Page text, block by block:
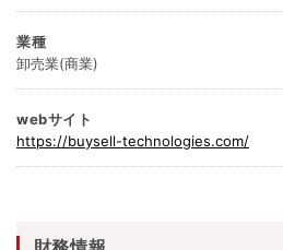
業種
卸売業(商業)
webサイト
https://buysell-technologies.com/